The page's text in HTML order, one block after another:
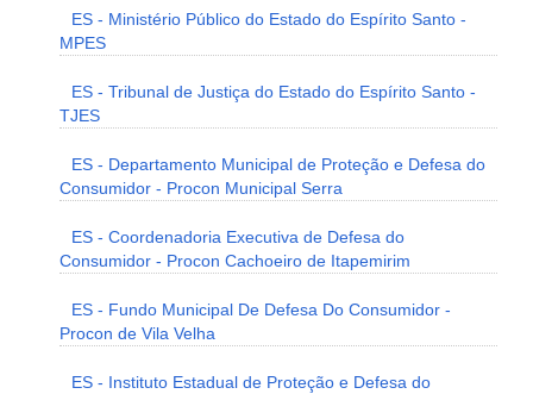
ES - Ministério Público do Estado do Espírito Santo -
MPES
ES - Tribunal de Justiça do Estado do Espírito Santo -
TJES
ES - Departamento Municipal de Proteção e Defesa do
Consumidor - Procon Municipal Serra
ES - Coordenadoria Executiva de Defesa do
Consumidor - Procon Cachoeiro de Itapemirim
ES - Fundo Municipal De Defesa Do Consumidor -
Procon de Vila Velha
ES - Instituto Estadual de Proteção e Defesa do